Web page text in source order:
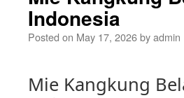
Indonesia
Posted on May 17, 2026byadmin
Mie Kangkung